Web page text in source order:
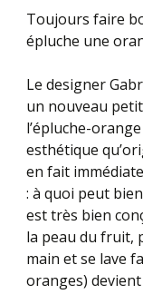
Toujours faire
épluche une
Le designer
un nouveau
l’épluche-
esthétique
en fait
: à quoi peut
est très bien
la peau du fruit,
main et se lave
oranges)